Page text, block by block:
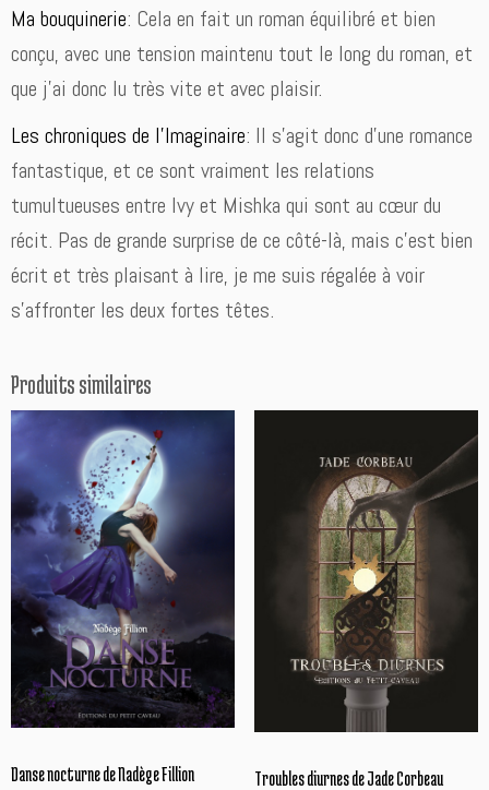
Ma bouquinerie: Cela en fait un roman équilibré et bien
conçu, avec une tension maintenu tout le long du roman, et
que j’ai donc lu très vite et avec plaisir.
Les chroniques de l’Imaginaire: Il s’agit donc d’une romance
fantastique, et ce sont vraiment les relations
tumultueuses entre Ivy et Mishka qui sont au cœur du
récit. Pas de grande surprise de ce côté-là, mais c’est bien
écrit et très plaisant à lire, je me suis régalée à voir
s’affronter les deux fortes têtes.
Produits similaires
Danse nocturne de Nadège Fillion Troubles diurnes de Jade Corbeau